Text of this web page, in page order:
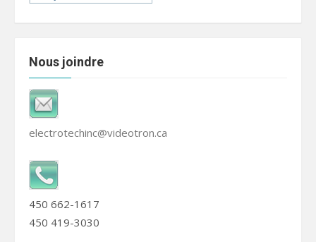
Nous joindre
electrotechinc@videotron.ca
450 662-1617
450 419-3030